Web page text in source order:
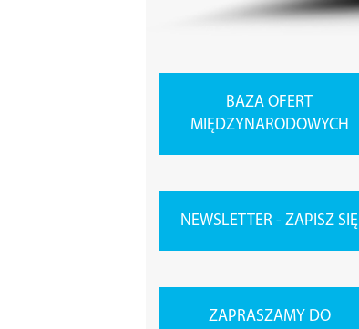
BAZA OFERT
MIĘDZYNARODOWYCH
NEWSLETTER - ZAPISZ SIĘ
ZAPRASZAMY DO